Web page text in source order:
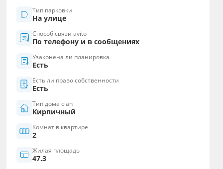
Тип парковки
На улице
Способ связи avito
По телефону и в сообщениях
Узаконена ли планировка
Есть
Есть ли право собственности
Есть
Тип дома cian
Кирпичный
Комнат в квартире
2
Жилая площадь
47.3